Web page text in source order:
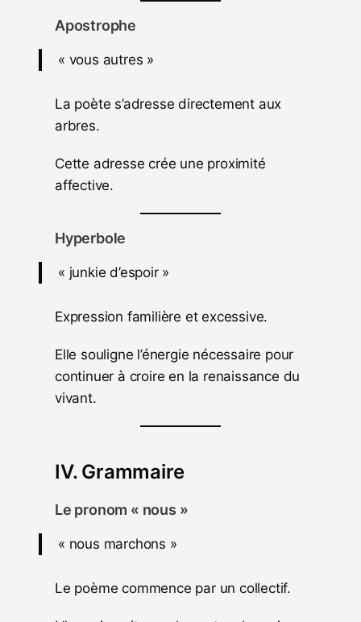
Apostrophe
« vous autres »
La poète s’adresse directement aux
arbres.
Cette adresse crée une proximité
affective.
Hyperbole
« junkie d’espoir »
Expression familière et excessive.
Elle souligne l’énergie nécessaire pour
continuer à croire en la renaissance du
vivant.
IV. Grammaire
Le pronom « nous »
« nous marchons »
Le poème commence par un collectif.